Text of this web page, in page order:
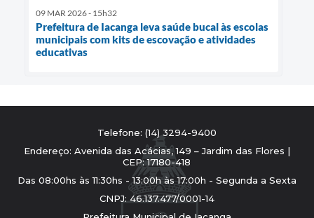
09 MAR 2026 - 15h32
Prefeitura de Iacanga leva saúde bucal às escolas
municipais com kits de escovação e atividades
educativas
Telefone: (14) 3294-9400
Endereço: Avenida das Acácias, 149 – Jardim das Flores |
CEP: 17180-418
Das 08:00hs às 11:30hs - 13:00h às 17:00h - Segunda a Sexta
CNPJ: 46.137.477/0001-14